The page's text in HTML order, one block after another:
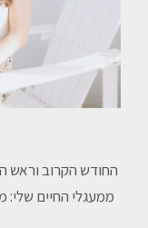
החודש הקרוב וראש
ממעגלי החיים שלי: